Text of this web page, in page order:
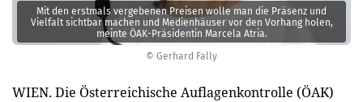
© Gerhard Fally
Mit den erstmals ­vergebenen Preisen wolle man die Präsenz und
Vielfalt sichtbar machen und Medienhäuser vor den Vorhang holen,
meinte ÖAK-Präsidentin Marcela Atria.
WIEN. Die Österreichische Auflagenkontrolle (ÖAK)